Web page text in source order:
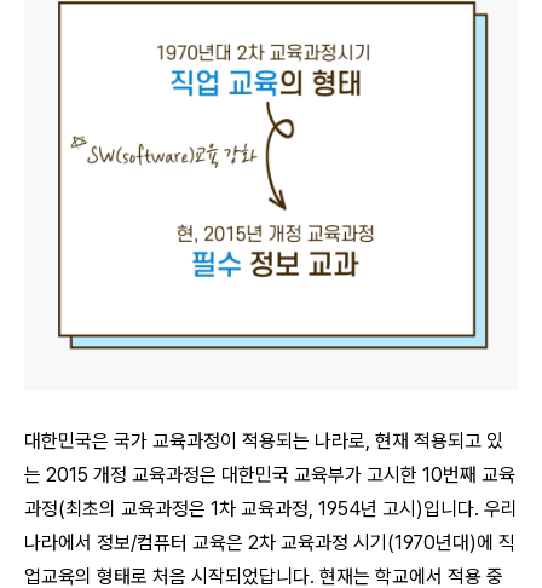
대한민국은 국가 교육과정이 적용되는 나라로, 현재 적용되고 있
는 2015 개정 교육과정은 대한민국 교육부가 고시한 10번째 교육
과정(최초의 교육과정은 1차 교육과정, 1954년 고시)입니다. 우리
나라에서 정보/컴퓨터 교육은 2차 교육과정 시기(1970년대)에 직
업교육의 형태로 처음 시작되었답니다. 현재는 학교에서 적용 중